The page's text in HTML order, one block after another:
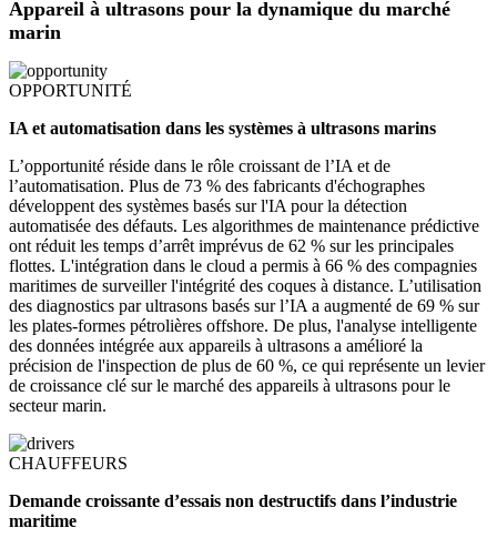
Appareil à ultrasons pour la dynamique du marché
marin
OPPORTUNITÉ
IA et automatisation dans les systèmes à ultrasons marins
L’opportunité réside dans le rôle croissant de l’IA et de
l’automatisation. Plus de 73 % des fabricants d'échographes
développent des systèmes basés sur l'IA pour la détection
automatisée des défauts. Les algorithmes de maintenance prédictive
ont réduit les temps d’arrêt imprévus de 62 % sur les principales
flottes. L'intégration dans le cloud a permis à 66 % des compagnies
maritimes de surveiller l'intégrité des coques à distance. L’utilisation
des diagnostics par ultrasons basés sur l’IA a augmenté de 69 % sur
les plates-formes pétrolières offshore. De plus, l'analyse intelligente
des données intégrée aux appareils à ultrasons a amélioré la
précision de l'inspection de plus de 60 %, ce qui représente un levier
de croissance clé sur le marché des appareils à ultrasons pour le
secteur marin.
CHAUFFEURS
Demande croissante d’essais non destructifs dans l’industrie
maritime